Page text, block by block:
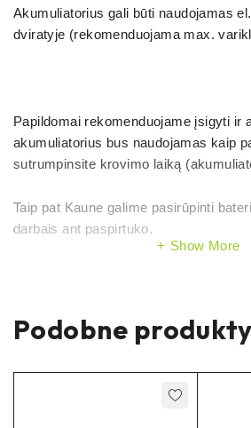
Akumuliatorius gali būti naudojamas
dviratyje (rekomenduojama max.
Papildomai rekomenduojame įsigyti ir
akumuliatorius bus naudojamas kaip
sutrumpinsite krovimo laiką
Taip pat Kaune galime pasirūpinti
darbais ant paspirtuko.
individualų užsakymą. Dėl gamybos ir
Show More
Podobne produkty